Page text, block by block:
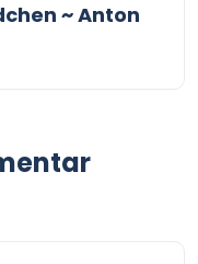
~ Anton